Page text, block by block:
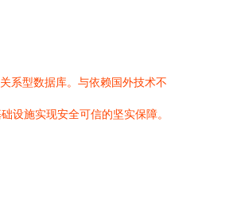
系型数据库。与依赖国外技术不
设施实现安全可信的坚实保障。